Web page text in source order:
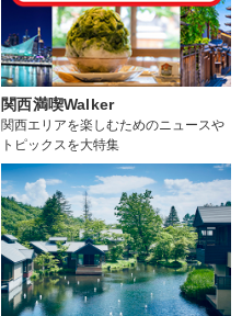
関西満喫Walker
関西エリアを楽しむためのニュースや
トピックスを大特集